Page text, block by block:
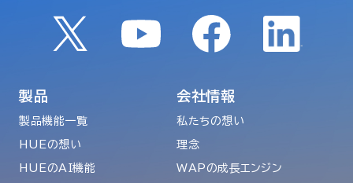
製品
製品機能一覧
HUEの想い
HUEのAI機能
会社情報
私たちの想い
理念
WAPの成長エンジン